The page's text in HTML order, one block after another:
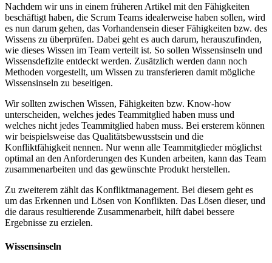
Nachdem wir uns in einem früheren Artikel mit den Fähigkeiten
beschäftigt haben, die Scrum Teams idealerweise haben sollen, wird
es nun darum gehen, das Vorhandensein dieser Fähigkeiten bzw. des
Wissens zu überprüfen. Dabei geht es auch darum, herauszufinden,
wie dieses Wissen im Team verteilt ist. So sollen Wissensinseln und
Wissensdefizite entdeckt werden. Zusätzlich werden dann noch
Methoden vorgestellt, um Wissen zu transferieren damit mögliche
Wissensinseln zu beseitigen.
Wir sollten zwischen Wissen, Fähigkeiten bzw. Know-how
unterscheiden, welches jedes Teammitglied haben muss und
welches nicht jedes Teammitglied haben muss. Bei ersterem können
wir beispielsweise das Qualitätsbewusstsein und die
Konfliktfähigkeit nennen. Nur wenn alle Teammitglieder möglichst
optimal an den Anforderungen des Kunden arbeiten, kann das Team
zusammenarbeiten und das gewünschte Produkt herstellen.
Zu zweiterem zählt das Konfliktmanagement. Bei diesem geht es
um das Erkennen und Lösen von Konflikten. Das Lösen dieser, und
die daraus resultierende Zusammenarbeit, hilft dabei bessere
Ergebnisse zu erzielen.
Wissensinseln